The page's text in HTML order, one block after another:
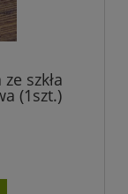
szkła
(1szt.)